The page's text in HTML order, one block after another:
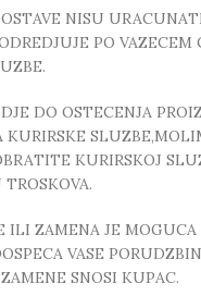
NISU
PO
DO OSTECENJA
KURIRSKE
KURIRSKOJ
ILI ZAMENA JE
VASE
SNOSI KUPAC.